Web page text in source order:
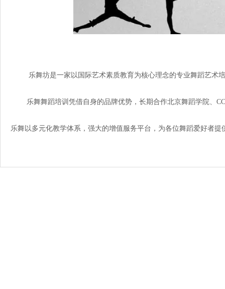
乐舞坊是一家以国际艺术素质教育为核心理念的专业舞蹈艺术培
乐舞舞蹈培训凭借自身的品牌优势，长期合作北京舞蹈学院、
乐舞以多元化教学体系，强大的增值服务平台，为各位舞蹈爱好者提